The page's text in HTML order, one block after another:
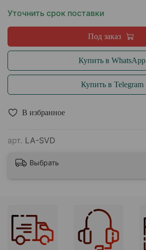
В избранное
арт. LA-SVD
Уточнить срок поставки
Под заказ
Купить в WhatsApp
Купить в Telegram
Выбрать